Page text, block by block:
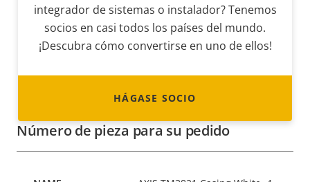
integrador de sistemas o instalador? Tenemos
socios en casi todos los países del mundo.
¡Descubra cómo convertirse en uno de ellos!
HÁGASE SOCIO
Número de pieza para su pedido